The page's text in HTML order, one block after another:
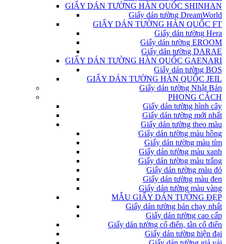
GIẤY DÁN TƯỜNG HÀN QUỐC SHINHAN
Giấy dán tường DreamWorld
GIẤY DÁN TƯỜNG HÀN QUỐC FT
Giấy dán tường Hera
Giấy dán tường EROOM
Giấy dán tường DARAE
GIẤY DÁN TƯỜNG HÀN QUỐC GAENARI
Giấy dán tường BOS
GIẤY DÁN TƯỜNG HÀN QUỐC JEIL
Giấy dán tường Nhật Bản
PHONG CÁCH
Giấy dán tường hình cây
Giấy dán tường mới nhất
Giấy dán tường theo màu
Giấy dán tường màu hồng
Giấy dán tường màu tím
Giấy dán tường màu xanh
Giấy dán tường màu trắng
Giấy dán tường màu đỏ
Giấy dán tường màu đen
Giấy dán tường màu vàng
MẪU GIẤY DÁN TƯỜNG ĐẸP
Giấy dán tường bán chạy nhất
Giấy dán tường cao cấp
Giấy dán tường cổ điển, tân cổ điển
Giấy dán tường hiện đại